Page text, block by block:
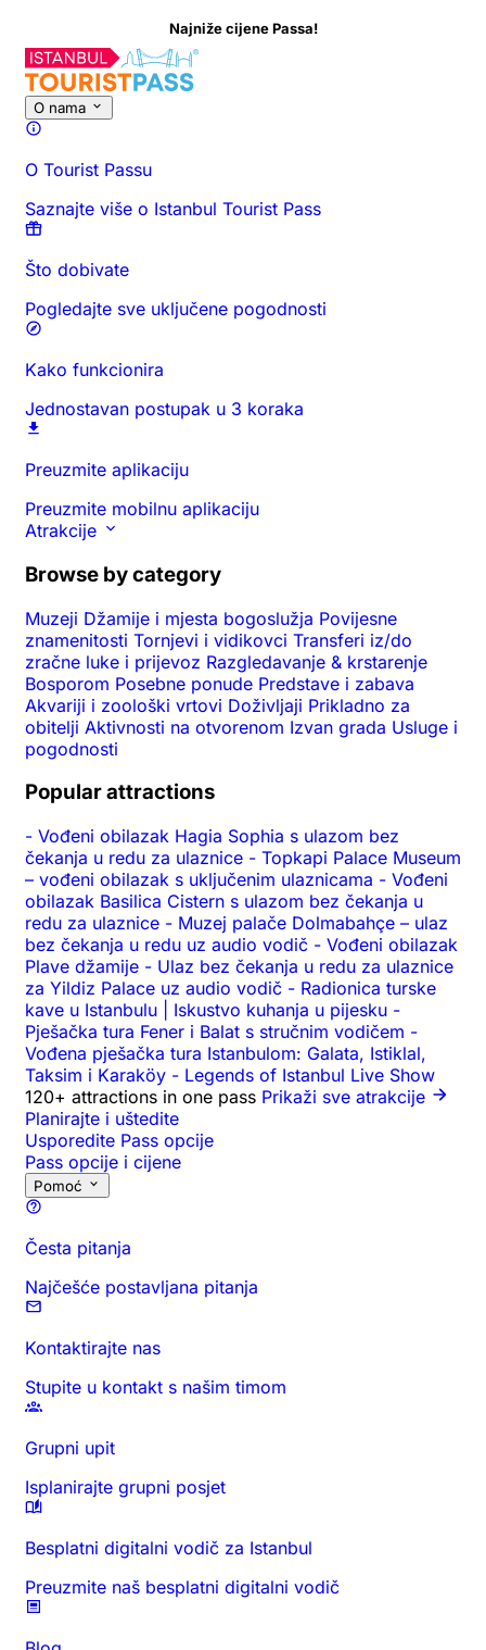
Najniže cijene Passa!
O nama
O Tourist Passu
Saznajte više o Istanbul Tourist Pass
Što dobivate
Pogledajte sve uključene pogodnosti
Kako funkcionira
Jednostavan postupak u 3 koraka
Preuzmite aplikaciju
Preuzmite mobilnu aplikaciju
Atrakcije
Browse by category
Muzeji Džamije i mjesta bogoslužja Povijesne
znamenitosti Tornjevi i vidikovci Transferi iz/do
zračne luke i prijevoz Razgledavanje & krstarenje
Bosporom Posebne ponude Predstave i zabava
Akvariji i zoološki vrtovi Doživljaji Prikladno za
obitelji Aktivnosti na otvorenom Izvan grada Usluge i
pogodnosti
Popular attractions
- Vođeni obilazak Hagia Sophia s ulazom bez
čekanja u redu za ulaznice - Topkapi Palace Museum
– vođeni obilazak s uključenim ulaznicama - Vođeni
obilazak Basilica Cistern s ulazom bez čekanja u
redu za ulaznice - Muzej palače Dolmabahçe – ulaz
bez čekanja u redu uz audio vodič - Vođeni obilazak
Plave džamije - Ulaz bez čekanja u redu za ulaznice
za Yildiz Palace uz audio vodič - Radionica turske
kave u Istanbulu | Iskustvo kuhanja u pijesku -
Pješačka tura Fener i Balat s stručnim vodičem -
Vođena pješačka tura Istanbulom: Galata, Istiklal,
Taksim i Karaköy - Legends of Istanbul Live Show
120+ attractions in one pass Prikaži sve atrakcije
Planirajte i uštedite
Usporedite Pass opcije
Pass opcije i cijene
Pomoć
Česta pitanja
Najčešće postavljana pitanja
Kontaktirajte nas
Stupite u kontakt s našim timom
Grupni upit
Isplanirajte grupni posjet
Besplatni digitalni vodič za Istanbul
Preuzmite naš besplatni digitalni vodič